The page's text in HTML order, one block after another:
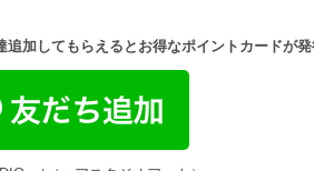
追加してもらえるとお得なポイントカードが